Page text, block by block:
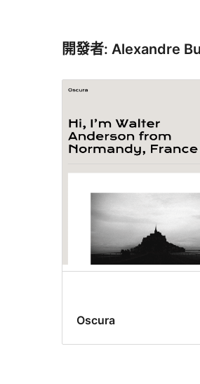
開發者: Alexandre
Oscura